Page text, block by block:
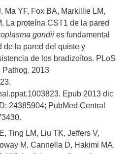
Ma YF, Fox BA, Markillie LM,
La proteína CST1 de la pared
gondii es fundamental
de la pared del quiste y
de los bradizoítos. PLoS
Pathog. 2013
Epub 2013 dic
24385904; PubMed Central
Ting LM, Liu TK, Jeffers V,
M, Cannella D, Hakimi MA,